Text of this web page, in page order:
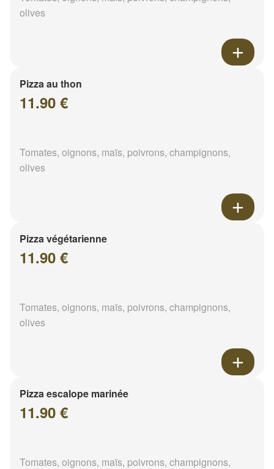
olives
Pizza au thon
11.90 €
Tomates, oignons, maïs, poivrons, champignons,
olives
Pizza végétarienne
11.90 €
Tomates, oignons, maïs, poivrons, champignons,
olives
Pizza escalope marinée
11.90 €
Tomates, oignons, maïs, poivrons, champignons,